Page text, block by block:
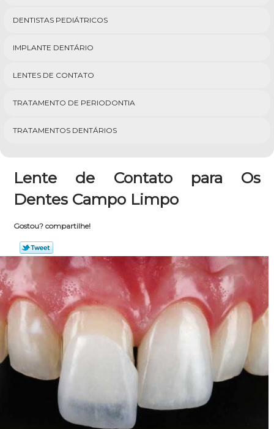
DENTISTAS PEDIÁTRICOS
IMPLANTE DENTÁRIO
LENTES DE CONTATO
TRATAMENTO DE PERIODONTIA
TRATAMENTOS DENTÁRIOS
Lente de Contato para Os
Dentes Campo Limpo
Gostou? compartilhe!